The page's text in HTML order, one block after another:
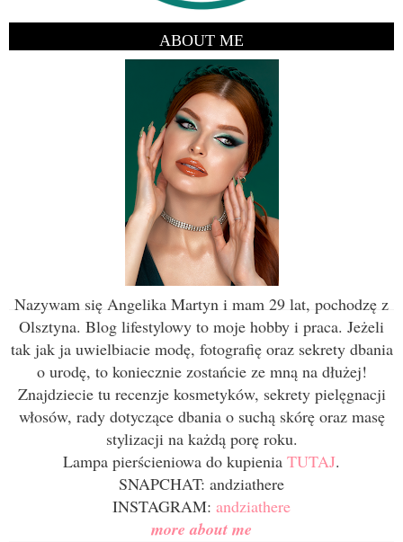
ABOUT ME
Nazywam się Angelika Martyn i mam 29 lat, pochodzę z
Olsztyna. Blog lifestylowy to moje hobby i praca. Jeżeli
tak jak ja uwielbiacie modę, fotografię oraz sekrety dbania
o urodę, to koniecznie zostańcie ze mną na dłużej!
Znajdziecie tu recenzje kosmetyków, sekrety pielęgnacji
włosów, rady dotyczące dbania o suchą skórę oraz masę
stylizacji na każdą porę roku.
Lampa pierścieniowa do kupienia TUTAJ.
SNAPCHAT: andziathere
INSTAGRAM: andziathere
more about me